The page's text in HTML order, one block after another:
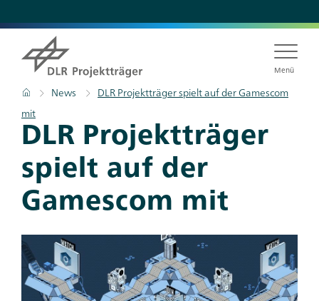
zum
Inhalt
Menü
Pfadnavigation
Startseite
News
DLR Projektträger spielt auf der Gamescom
mit
DLR Projektträger
spielt auf der
Gamescom mit